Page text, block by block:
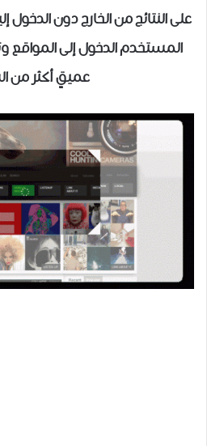
على النتائج من الخارج دون الدخول
المستخدم الدخول إلى
عميقٍ أكثر من